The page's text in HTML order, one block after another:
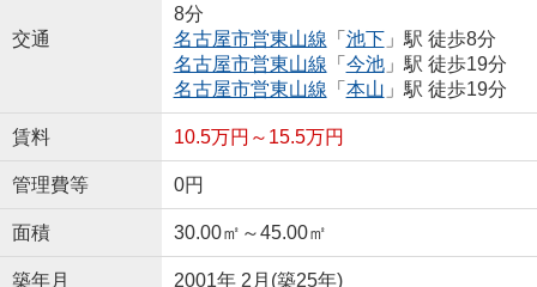
交通
8分
名古屋市営東山線 「 池下」駅 徒歩8分
名古屋市営東山線 「 今池」駅 徒歩19分
名古屋市営東山線 「 本山 」駅 徒歩19分
賃料 10.5万円～15.5万円
管理費等 0円
面積 30.00㎡～45.00㎡
築年月 2001年 2月(築25年)